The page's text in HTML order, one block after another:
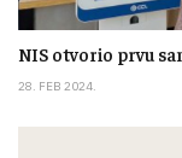
NIS otvorio prvu
28. FEB 2024.